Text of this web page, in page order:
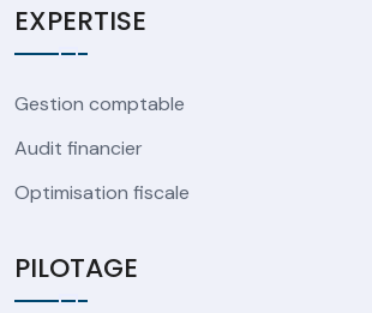
EXPERTISE
Gestion comptable
Audit financier
Optimisation fiscale
PILOTAGE